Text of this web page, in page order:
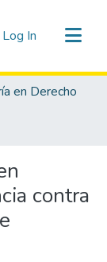
Log In (current)
en Derecho
contra